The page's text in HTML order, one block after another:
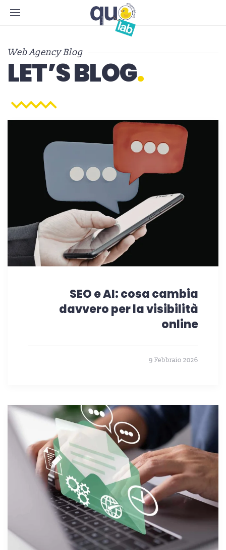
Web Agency Blog
LET’S BLOG
SEO e AI: cosa cambia
davvero per la visibilità
online
9 Febbraio 2026